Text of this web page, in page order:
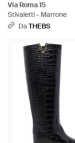
Via Roma 15
Stivaletti - Marrone
DaTHEBS